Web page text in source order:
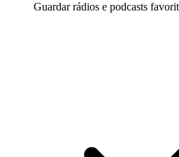
Guardar rádios e podcasts